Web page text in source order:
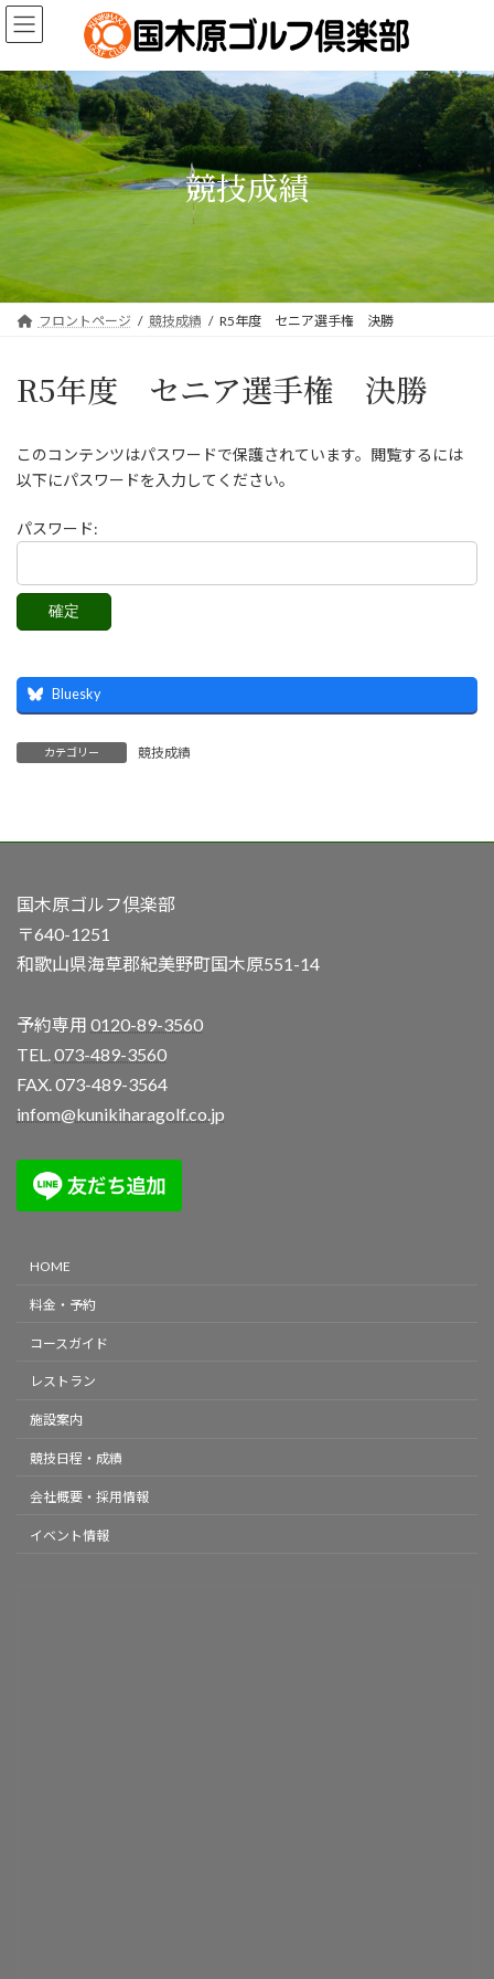
コ
ン
ン
ツ
へ
キ
ッ
プ
ナ
ビ
ー
シ
ョ
に
移
動
競技成績
フロントページ 競技成績 R5年度 セニア選手権 決勝
R5年度 セニア選手権 決勝
このコンテンツはパスワードで保護されています。閲覧するには
以下にパスワードを入力してください。
パスワード:
Bluesky
カテゴリー 競技成績
国木原ゴルフ倶楽部
〒640-1251
和歌山県海草郡紀美野町国木原551-14
予約専用 0120-89-3560
TEL.073-489-3560
FAX. 073-489-3564
infom@kunikiharagolf.co.jp
HOME
料金・予約
コースガイド
レストラン
施設案内
競技日程・成績
会社概要・採用情報
イベント情報